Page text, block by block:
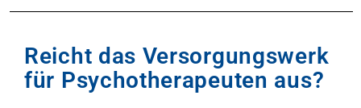
Reicht das Versorgungswerk
für Psychotherapeuten aus?